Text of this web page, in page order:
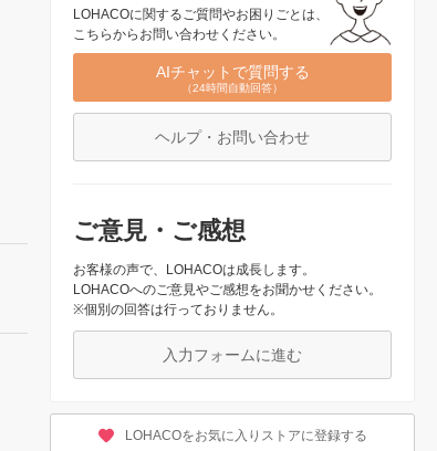
LOHACOに関するご質問やお困りごとは、
こちらからお問い合わせください。
AIチャットで質問する
（24時間自動回答）
ヘルプ・お問い合わせ
ご意見・ご感想
お客様の声で、LOHACOは成長します。
LOHACOへのご意見やご感想をお聞かせください。
※個別の回答は行っておりません。
入力フォームに進む
LOHACOをお気に入りストアに登録する